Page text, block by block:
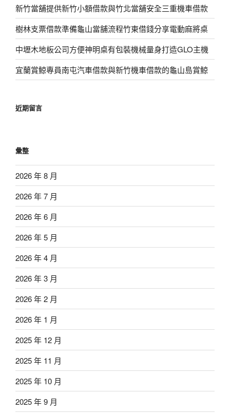
新竹當舖提供新竹小額借款與竹北當舖安全三重機車借款
樹林支票借款準備龜山當舖流程竹東借錢分享電動麻將桌
中壢木地板公司方便神明桌有包裝機械量身打造GLO主機
宜蘭賞鯨專員南屯汽車借款與新竹機車借款的龜山島賞鯨
近期留言
彙整
2026 年 8 月
2026 年 7 月
2026 年 6 月
2026 年 5 月
2026 年 4 月
2026 年 3 月
2026 年 2 月
2026 年 1 月
2025 年 12 月
2025 年 11 月
2025 年 10 月
2025 年 9 月